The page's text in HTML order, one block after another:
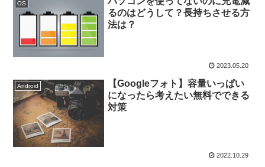
OS
るのはどうして？長持ちさせる方
法は？
2023.05.20
Android
【Googleフォト】容量いっぱい
になったら考えたい無料でできる
対策
2022.10.29